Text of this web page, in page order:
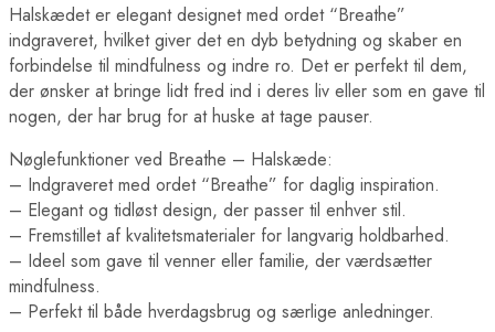
Halskædet er elegant designet med ordet “Breathe”
indgraveret, hvilket giver det en dyb betydning og skaber en
forbindelse til mindfulness og indre ro. Det er perfekt til dem,
der ønsker at bringe lidt fred ind i deres liv eller som en gave til
nogen, der har brug for at huske at tage pauser.
Nøglefunktioner ved Breathe – Halskæde:
– Indgraveret med ordet “Breathe” for daglig inspiration.
– Elegant og tidløst design, der passer til enhver stil.
– Fremstillet af kvalitetsmaterialer for langvarig holdbarhed.
– Ideel som gave til venner eller familie, der værdsætter
mindfulness.
– Perfekt til både hverdagsbrug og særlige anledninger.